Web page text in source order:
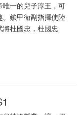
一的兒子淳王，可
鎖甲衛副指揮使陸
杜國忠，杜國忠